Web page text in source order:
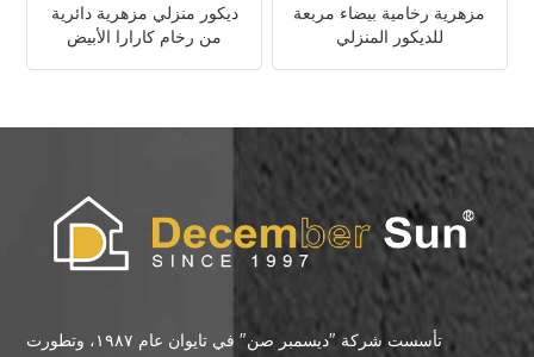
ديكور منزلي مزهرية دائرية
من رخام كارارا الأبيض
مزهرية رخامية بيضاء مربعة
للديكور المنزلي
تأسست شركة "ديسمبر صن" في تايوان عام ١٩٨٧، وتطورت